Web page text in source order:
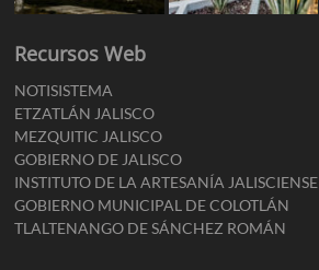
Recursos Web
NOTISISTEMA
ETZATLÁN JALISCO
MEZQUITIC JALISCO
GOBIERNO DE JALISCO
INSTITUTO DE LA ARTESANÍA JALISCIENSE
GOBIERNO MUNICIPAL DE COLOTLÁN
TLALTENANGO DE SÁNCHEZ ROMÁN